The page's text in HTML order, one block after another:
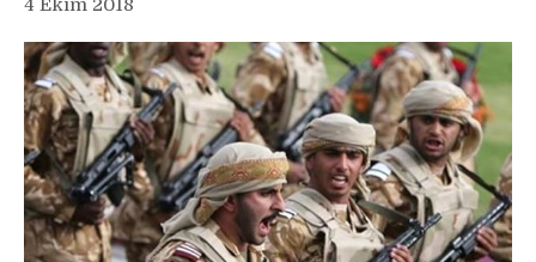
4 Ekim 2018